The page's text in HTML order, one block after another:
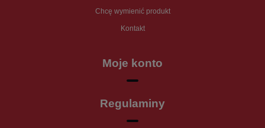
Chcę wymienić produkt
Kontakt
Moje konto
Regulaminy